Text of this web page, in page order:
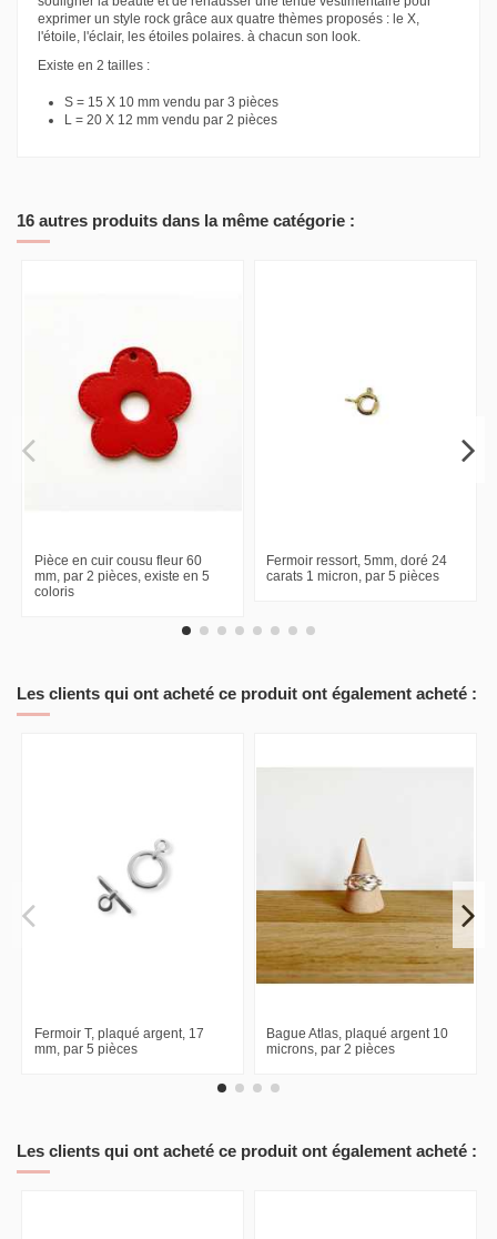
exprimer un style rock grâce aux quatre thèmes proposés : le X,
l'étoile, l'éclair, les étoiles polaires. à chacun son look.
Existe en 2 tailles :
S = 15 X 10 mm vendu par 3 pièces
L = 20 X 12 mm vendu par 2 pièces
16 autres produits dans la même catégorie :
Pièce en cuir cousu fleur 60
mm, par 2 pièces, existe en 5
coloris
Fermoir ressort, 5mm, doré 24
carats 1 micron, par 5 pièces
Les clients qui ont acheté ce produit ont également acheté :
Fermoir T, plaqué argent, 17
mm, par 5 pièces
Bague Atlas, plaqué argent 10
microns, par 2 pièces
Les clients qui ont acheté ce produit ont également acheté :